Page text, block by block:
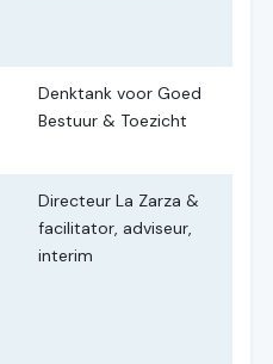
Denktank voor Goed
Bestuur & Toezicht
Directeur La Zarza &
facilitator, adviseur,
interim